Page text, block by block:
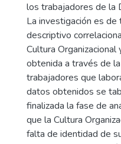
los trabajadores de la
La investigación es
descriptivo
Cultura
obtenida a través de
trabajadores que
datos obtenidos se
finalizada la fase de
que la Cultura
falta de identidad de